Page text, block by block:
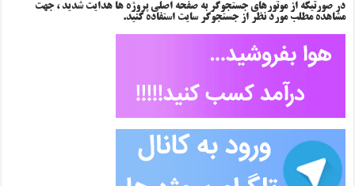
در صورتیکه از موتورهای جستجوگر به صفحه اصلی پروژه ها هدایت شدید ، جهت
مشاهده مطلب مورد نظر از جستجوگر سایت استفاده کنید.